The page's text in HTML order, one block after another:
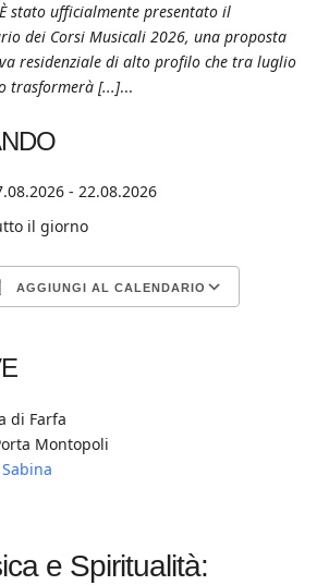
stato ufficialmente presentato il
dei Corsi Musicali 2026, una proposta
residenziale di alto profilo che tra luglio
trasformerà [...]...
- 22.08.2026
il giorno
AGGIUNGI AL CALENDARIO
di Farfa
Montopoli
e Spiritualità: